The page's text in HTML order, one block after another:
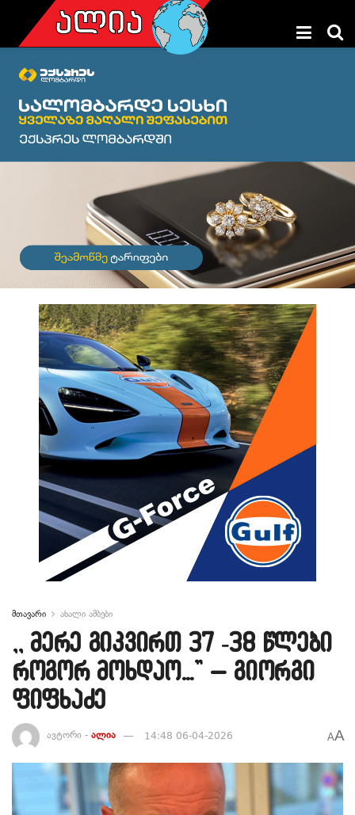
მთავარი ახალი ამბები
,, მერე გიკვირთ 37 -38 წლები
როგორ მოხდაო…” – გიორგი
ფიფხაძე
ავტორი - ალია 14:48 06-04-2026 AA